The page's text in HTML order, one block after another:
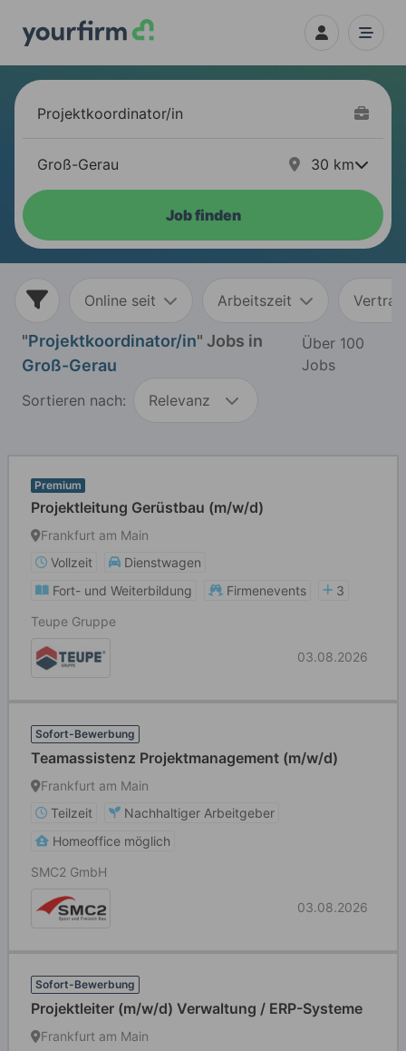
30 km
Job finden
Online seit Arbeitszeit
"Projektkoordinator/in" Jobs in
Groß-Gerau
Über 100
Jobs
Sortieren nach:
Relevanz
Premium
Projektleitung Gerüstbau (m/w/d)
Frankfurt am Main
Vollzeit
Dienstwagen
Fort- und Weiterbildung
Firmenevents
3
Teupe Gruppe
03.08.2026
Sofort-Bewerbung
Teamassistenz Projektmanagement (m/w/d)
Frankfurt am Main
Teilzeit
Nachhaltiger Arbeitgeber
Homeoffice möglich
SMC2 GmbH
03.08.2026
Sofort-Bewerbung
Projektleiter (m/w/d) Verwaltung / ERP-Systeme
Frankfurt am Main